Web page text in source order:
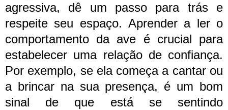
agressiva, dê um passo para trás e
respeite seu espaço. Aprender a ler o
comportamento da ave é crucial para
estabelecer uma relação de confiança.
Por exemplo, se ela começa a cantar ou
a brincar na sua presença, é um bom
sinal de que está se sentindo